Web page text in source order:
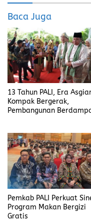
o
o
k
d
n
Baca Juga
13 Tahun PALI, Era
Kompak Bergerak,
Pembangunan
Pemkab PALI Perkuat
Program Makan Bergizi
Gratis